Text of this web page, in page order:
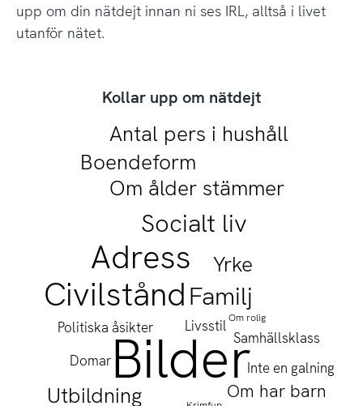
upp om din nätdejt innan ni ses IRL, alltså i livet
utanför nätet.
Kollar upp om nätdejt
Fråga: Berätta gärna vad det är du brukar kolla
upp om din nätdejt innan ni ses IRL, alltså i livet
utanför nätet.
Kollar upp om nätdejt
Diagram 5.4, Bas: Googlar
sina nätdejter innan träff
IRL 16+ år, År 2025 (Studie 1)
Bilder
Om ålder stämmer
Utbildning
Yrke
Familj
Socialt liv
Livsstil
Samhällsklass
Om rolig
Boendeform
Adress
Civilstånd
Antal pers i hushåll
Om har barn
Politiska åsikter
Domar
Inte en galning
100%